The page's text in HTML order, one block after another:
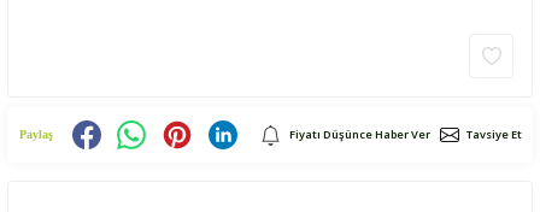
Paylaş Fiyatı Düşünce Haber Ver Tavsiye Et